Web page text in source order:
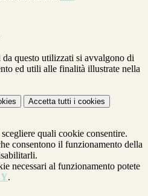
questo utilizzati si avvalgono di
ed utili alle finalità illustrate nella
Accetta tutti i cookies
quali cookie consentire.
consentono il funzionamento della
necessari al funzionamento potete
.